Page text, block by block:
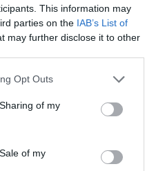
This information may
parties on the IAB’s List of
may further disclose it to other
Opt Outs
of my
of my
Ιστορία
του ηλικία
Κατά το